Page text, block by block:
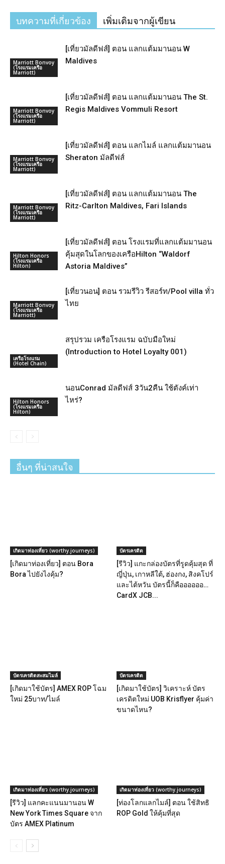
บทความที่เกี่ยวข้อง เพิ่มเติมจากผู้เขียน
Marriott Bonvoy
(โรงแรมเครือ
Marriott)
[เที่ยวมัลดีฟส์] ตอน แลกแต้มมานอน W
Maldives
Marriott Bonvoy
(โรงแรมเครือ
Marriott)
[เที่ยวมัลดีฟส์] ตอน แลกแต้มมานอน The St.
Regis Maldives Vommuli Resort
Marriott Bonvoy
(โรงแรมเครือ
Marriott)
[เที่ยวมัลดีฟส์] ตอน แลกไมล์ แลกแต้มมานอน
Sheraton มัลดีฟส์
Marriott Bonvoy
(โรงแรมเครือ
Marriott)
[เที่ยวมัลดีฟส์] ตอน แลกแต้มมานอน The
Ritz-Carlton Maldives, Fari Islands
Hilton Honors
(โรงแรมเครือ
Hilton)
[เที่ยวมัลดีฟส์] ตอน โรงแรมที่แลกแต้มมานอน
คุ้มสุดในโลกของเครือHilton “Waldorf
Astoria Maldives”
Marriott Bonvoy
(โรงแรมเครือ
Marriott)
[เที่ยวนอน] ตอน รวมรีวิว รีสอร์ท/Pool villa ทั่ว
ไทย
เครือโรงแรม
(Hotel Chain)
สรุปรวม เครือโรงแรม ฉบับมือใหม่
(Introduction to Hotel Loyalty 001)
Hilton Honors
(โรงแรมเครือ
Hilton)
นอนConrad มัลดีฟส์ 3วัน2คืน ใช้ตังค์เท่า
ไหร่?
อื่นๆ ที่น่าสนใจ
เกิดมาท่องเที่ยว (worthy.journeys)
[เกิดมาท่องเที่ยว] ตอน Bora
Bora ไปยังไงคุ้ม?
บัตรเครดิต
[รีวิว] แกะกล่องบัตรที่รูดคุ้มสุด ที่
ญี่ปุ่น, เกาหลีใต้, ฮ่องกง, สิงคโปร์
และไต้หวัน บัตรนี้ก็คืออออออ…
CardX JCB...
บัตรเครดิตสะสมไมล์
[เกิดมาใช้บัตร] AMEX ROP โฉม
ใหม่ 25บาท/ไมล์
บัตรเครดิต
[เกิดมาใช้บัตร] วิเคราะห์ บัตร
เครดิตใหม่ UOB Krisflyer คุ้มค่า
ขนาดไหน?
เกิดมาท่องเที่ยว (worthy.journeys)
[รีวิว] แลกคะแนนมานอน W
New York Times Square จาก
บัตร AMEX Platinum
เกิดมาท่องเที่ยว (worthy.journeys)
[ท่องโลกแลกไมล์] ตอน ใช้สิทธิ
ROP Gold ให้คุ้มที่สุด